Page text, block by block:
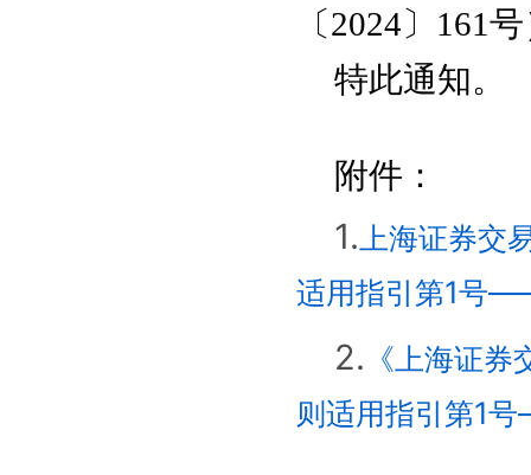
〔2024〕161
特此通知。
附件：
1. 上海证券交
适用指引第1号
2. 《上海证
则适用指引第1